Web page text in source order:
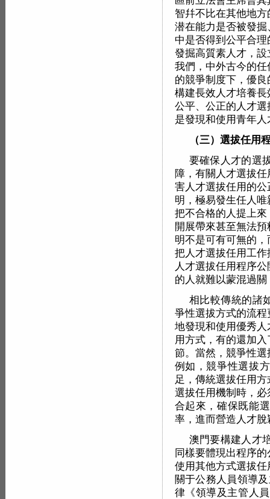
智幷不比在其他地
潜在能力是否被發
中是否得到公平合
發掘高質素人才，
我們，中外古今的
的競爭制度下，優
構建長效人才培養
公平、公正的人才
是發現和使用青年人
（三）選拔任用
要確保人才的選
障，有關人才選拔
害人才選拔任用的
明，極易發生任人
把不合格的人提上
開展帶來甚至無法
明不是可有可無的
把人才選拔任用工
人才選拔任用程序
的人就難以蒙混過
相比較傳統的諸
爭性選拔方式的流
地發現和使用優秀
用方式，有的還加
節。當然，競爭性
例如，競爭性選拔
足，傳統選拔任用
選拔任用機制時，
合起來，確保既能
率，進而營造人才
澳門要構建人才
同樣要體現出程序
使用其他方式選拔
關于公務人員領導
律《領導及主管人